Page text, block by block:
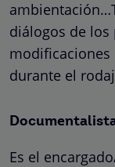
diálogos de los
modificaciones
durante el
Es el